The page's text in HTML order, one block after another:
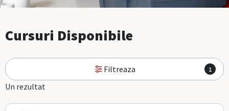
Cursuri Disponibile
Filtreaza 1
Un rezultat